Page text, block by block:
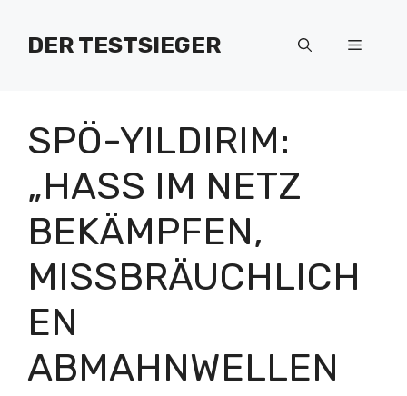
Inhalt
springenDER TESTSIEGER Menü
SPÖ-YILDIRIM:
„HASS IM NETZ
BEKÄMPFEN,
MISSBRÄUCHLICH
EN
ABMAHNWELLEN